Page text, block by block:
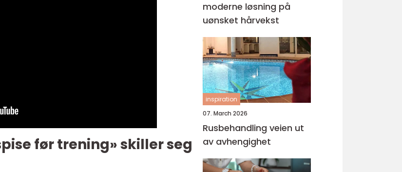
før trening» skiller seg
moderne løsning på
uønsket hårvekst
inspiration
07. March 2026
Rusbehandling veien ut
av avhengighet